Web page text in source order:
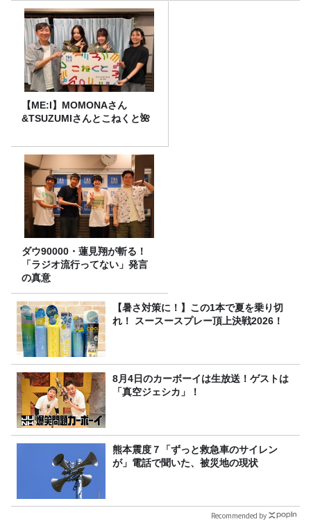
【ME:I】MOMONAさん
&TSUZUMIさんとこねくと🌺
ダウ90000・蓮見翔が斬る！
「ラジオ流行ってない」発言
の真意
【暑さ対策に！】この1本で夏を乗り切
れ！ スースースプレー頂上決戦2026！
8月4日のカーボーイは生放送！ゲストは
「真空ジェシカ」！
熊本震度７「ずっと救急車のサイレン
が」電話で聞いた、被災地の現状
Recommended by